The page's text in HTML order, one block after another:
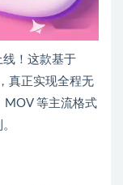
！这款基于
真正实现全程无
MOV 等主流格式